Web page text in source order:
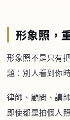
形象照，
形象照不是只有
題：別人看到你
律師、顧問、講
即使都是拍個人